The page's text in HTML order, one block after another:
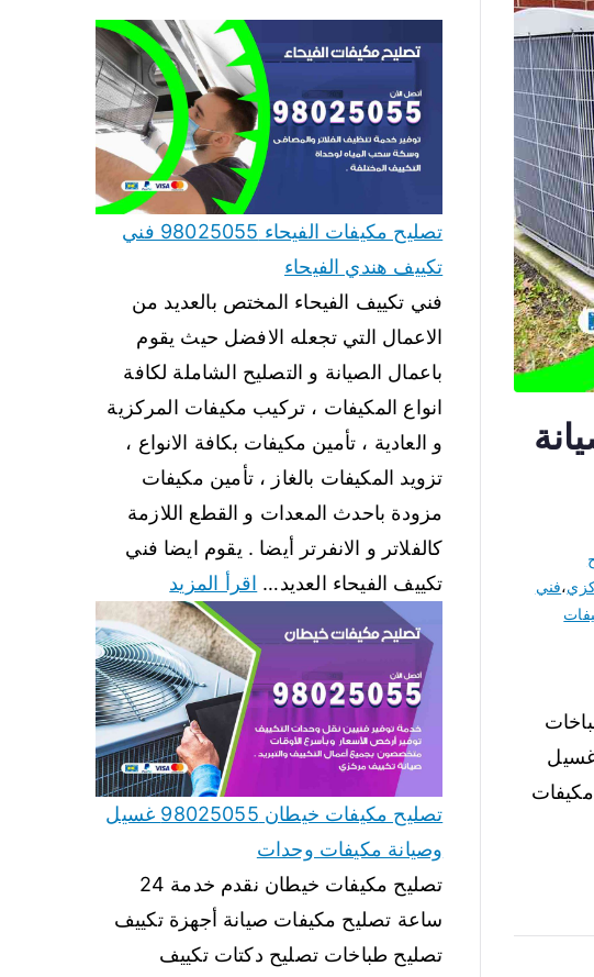
غسيل وصيانة
،فني
طباخات
تصليح مكيفات الفيحاء 98025055 فني
تكييف هندي الفيحاء
فني تكييف الفيحاء المختص بالعديد من
الاعمال التي تجعله الافضل حيث يقوم
باعمال الصيانة و التصليح الشاملة لكافة
انواع المكيفات ، تركيب مكيفات المركزية
و العادية ، تأمين مكيفات بكافة الانواع ،
تزويد المكيفات بالغاز ، تأمين مكيفات
مزودة باحدث المعدات و القطع اللازمة
كالفلاتر و الانفرتر أيضا . يقوم ايضا فني
تكييف الفيحاء العديد… اقرأ المزيد
تصليح مكيفات خيطان 98025055 غسيل
وصيانة مكيفات وحدات
تصليح مكيفات خيطان نقدم خدمة 24
ساعة تصليح مكيفات صيانة أجهزة تكييف
تصليح طباخات تصليح دكتات تكييف